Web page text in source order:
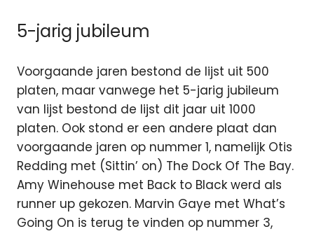
5-jarig jubileum
Voorgaande jaren bestond de lijst uit 500
platen, maar vanwege het 5-jarig jubileum
van lijst bestond de lijst dit jaar uit 1000
platen. Ook stond er een andere plaat dan
voorgaande jaren op nummer 1, namelijk Otis
Redding met (Sittin’ on) The Dock Of The Bay.
Amy Winehouse met Back to Black werd als
runner up gekozen. Marvin Gaye met What’s
Going On is terug te vinden op nummer 3,